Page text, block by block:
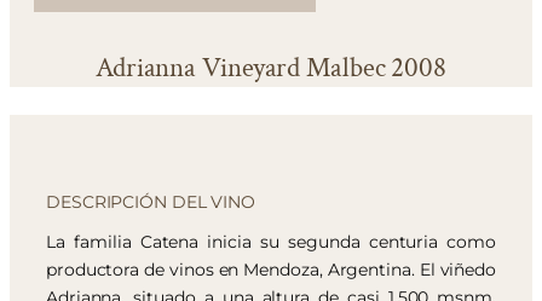
Adrianna Vineyard Malbec 2008
DESCRIPCIÓN DEL VINO
La familia Catena inicia su segunda centuria como
productora de vinos en Mendoza, Argentina. El viñedo